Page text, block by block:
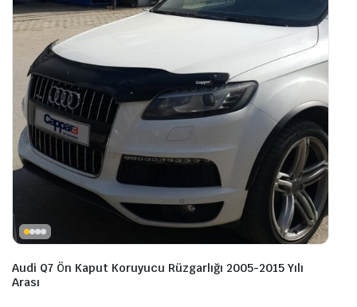
Audi Q7 Ön Kaput Koruyucu Rüzgarlığı 2005-2015 Yılı
Arası